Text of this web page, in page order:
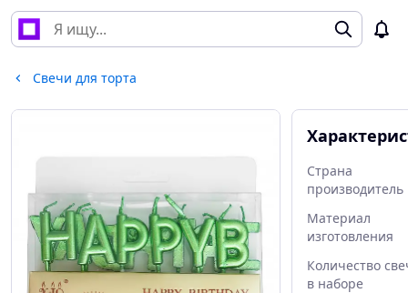
Свечи для торта
Страна
производитель
Материал
изготовления
Количество
в наборе